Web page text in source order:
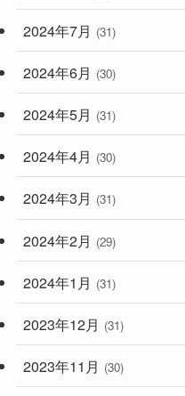
2024年7月 (31)
2024年6月 (30)
2024年5月 (31)
2024年4月 (30)
2024年3月 (31)
2024年2月 (29)
2024年1月 (31)
2023年12月 (31)
2023年11月 (30)